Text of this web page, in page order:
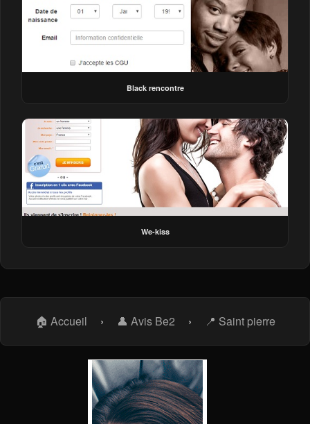
Black rencontre
We-kiss
🏠 Accueil › 👤 Avis Be2 › 📍 Saint pierre